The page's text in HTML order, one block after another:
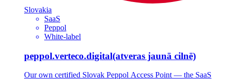
Slovakia
SaaS
Peppol
White-label
peppol.verteco.digital(atveras jaunā cilnē)
Our own certified Slovak Peppol Access Point — the SaaS